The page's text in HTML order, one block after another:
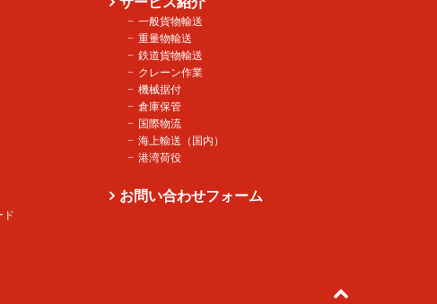
一般貨物輸送
重量物輸送
鉄道貨物輸送
クレーン作業
機械据付
倉庫保管
国際物流
海上輸送（国内）
港湾荷役
ド
お問い合わせフォーム